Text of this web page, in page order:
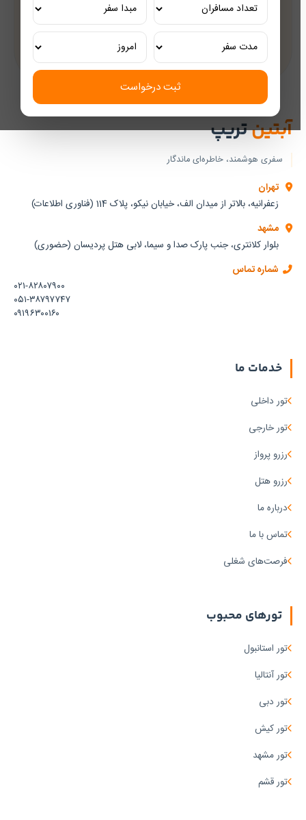
ثبت درخواست
تور ریلی اختصاصی
تجربه‌ای لوکس و به‌یادماندنی
آبتینتریپ
سفری هوشمند، خاطره‌ای ماندگار
تهران
زعفرانیه، بالاتر از میدان الف، خیابان نیکو، پلاک 114 (فناوری اطلاعات)
مشهد
بلوار کلانتری، جنب پارک صدا و سیما، لابی هتل پردیسان (حضوری)
شماره تماس
۰۲۱-۸۲۸۰۷۹۰۰
۰۵۱-۳۸۷۹۷۷۴۷
۰۹۱۹۶۳۰۰۱۶۰
خدمات ما
تور داخلی
تور خارجی
رزرو پرواز
رزرو هتل
درباره ما
تماس با ما
فرصت‌های شغلی
تورهای محبوب
تور استانبول
تور آنتالیا
تور دبی
تور کیش
تور مشهد
تور قشم